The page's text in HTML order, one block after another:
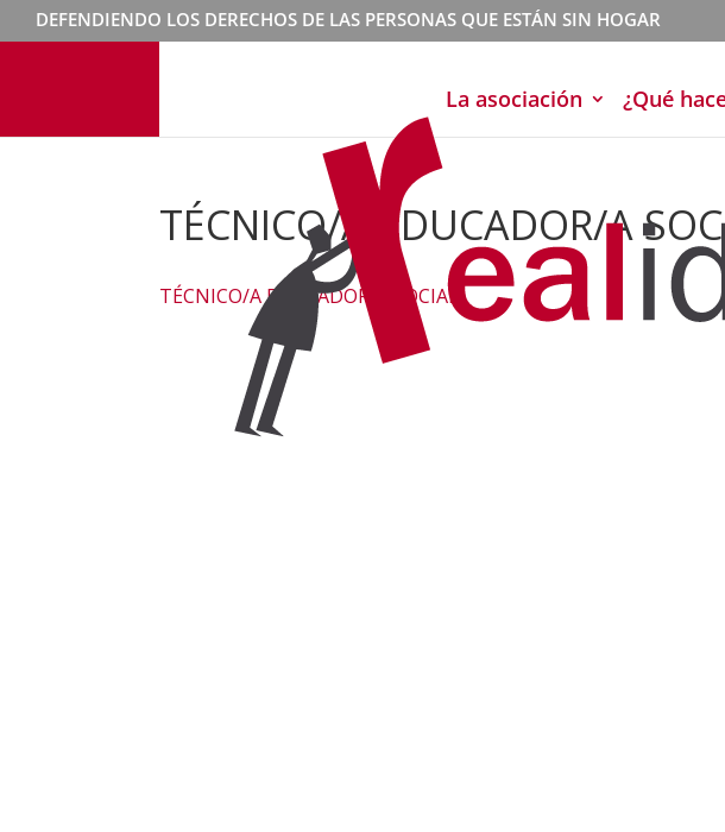
DEFENDIENDO LOS DERECHOS DE LAS PERSONAS QUE ESTÁN SIN HOGAR
La asociación ¿Qué
TÉCNICO/A EDUCADOR/A
TÉCNICO/A EDUCADOR/A SOCIAL